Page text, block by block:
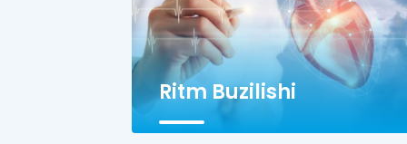
Ritm Buzilishi